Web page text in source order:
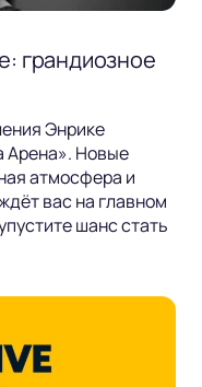
грандиозное
Энрике
Арена». Новые
атмосфера и
вас на главном
шанс стать